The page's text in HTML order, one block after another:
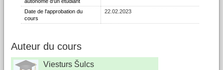
Date de l'approbation du
cours
22.02.2023
Auteur du cours
Viesturs Šulcs